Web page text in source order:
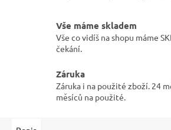
Vše máme skladem
Vše co vidíš na shopu máme
čekání.
Záruka
Záruka i na použité zboží. 24
měsíců na použité.